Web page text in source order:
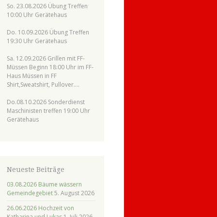
So. 23.08.2026 Übung Treffen
10:00 Uhr Gerätehaus
Do. 10.09.2026 Übung Treffen
19:30 Uhr Gerätehaus
Sa. 12.09.2026 Grillen mit FF-
Müssen Beginn 18:00 Uhr im FF-
Haus Müssen in FF
Shirt,Sweatshirt, Pullover….
Do.08.10.2026 Sonderdienst
Maschinisten treffen 19:00 Uhr
Gerätehaus
Neueste Beiträge
03.08.2026 Bäume wässern
Gemeindegebiet 5. August 2026
26.06.2026 Hochzeit von